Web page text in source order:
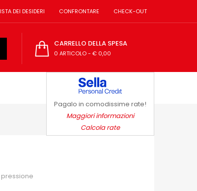
DEI DESIDERI CONFRONTARE CHECK-OUT
CARRELLO DELLA SPESA
0 ARTICOLO- € 0,00
Pagalo in comodissime rate!
Maggiori informazioni
Calcola rate